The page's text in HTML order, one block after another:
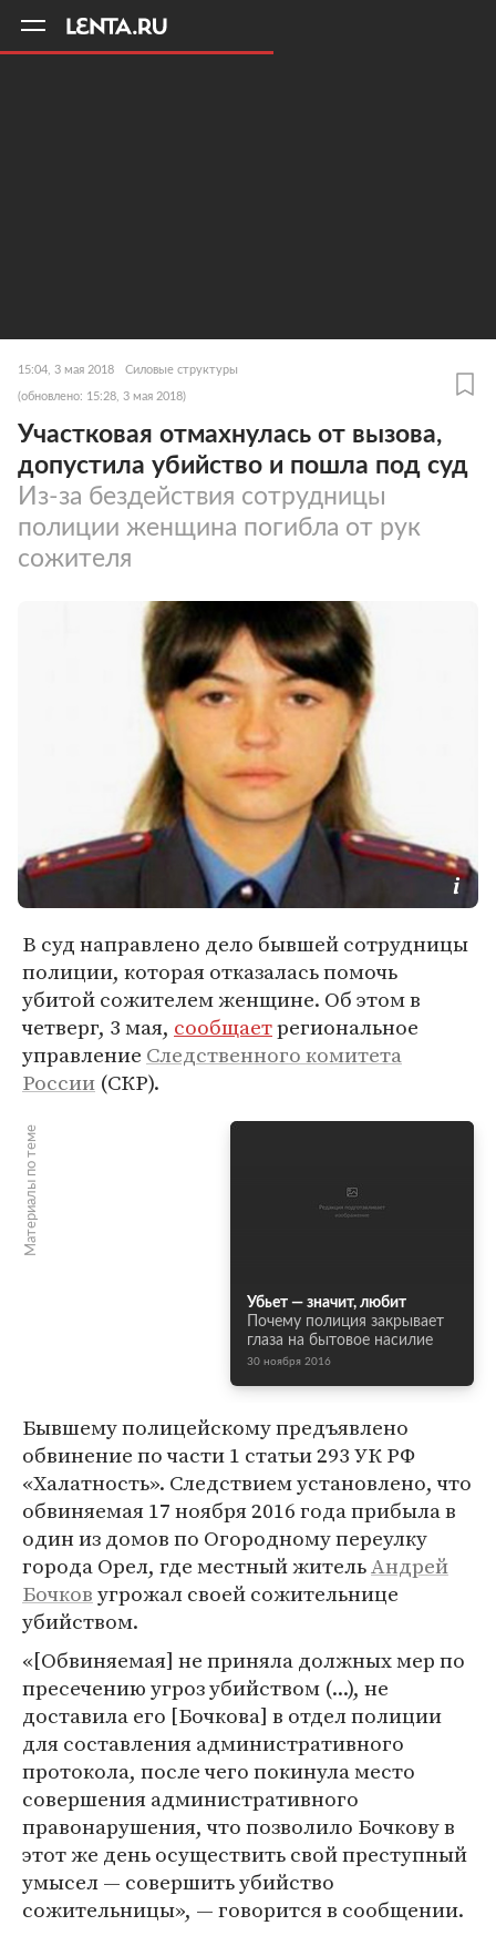
15:04, 3 мая 2018 Силовые структуры
(обновлено: 15:28, 3 мая 2018)
Участковая отмахнулась от вызова,
допустила убийство и пошла под суд
Из-за бездействия сотрудницы
полиции женщина погибла от рук
сожителя
В суд направлено дело бывшей сотрудницы
полиции, которая отказалась помочь
убитой сожителем женщине. Об этом в
четверг, 3 мая, сообщаетрегиональное
управление Следственного комитета
России (СКР).
Материалы по теме
Убьет — значит, любит
Почему полиция закрывает
глаза на бытовое насилие
30 ноября 2016
Бывшему полицейскому предъявлено
обвинение по части 1 статьи 293 УК РФ
«Халатность». Следствием установлено, что
обвиняемая 17 ноября 2016 года прибыла в
один из домов по Огородному переулку
города Орел, где местный жительАндрей
Бочковугрожал своей сожительнице
убийством.
«[Обвиняемая] не приняла должных мер по
пресечению угроз убийством (...), не
доставила его [Бочкова] в отдел полиции
для составления административного
протокола, после чего покинула место
совершения административного
правонарушения, что позволило Бочкову в
этот же день осуществить свой преступный
умысел — совершить убийство
сожительницы», — говорится в сообщении.